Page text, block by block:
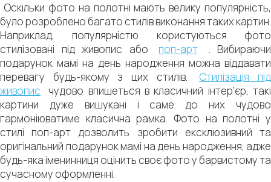
Оскільки фото на полотні мають велику популярність,
було розроблено багато стилів виконання таких картин.
Наприклад, популярністю користуються фото
стилізовані під живопис або
поп-арт
. Вибираючи
подарунок мамі на день народження можна віддавати
перевагу будь-якому з цих стилів.
Стилізація під
живопис
чудово впишеться в класичний інтер'єр, такі
картини дуже вишукані і саме до них чудово
гармоніюватиме класична рамка. Фото на полотні у
стилі поп-арт дозволить зробити ексклюзивний та
оригінальний подарунок мамі на день народження, адже
будь-яка іменинниця оцінить своє фото у барвистому та
сучасному оформленні.